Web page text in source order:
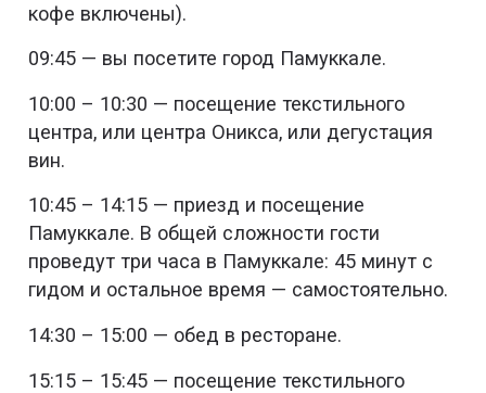
кофе включены).
09:45 — вы посетите город Памуккале.
10:00 – 10:30 — посещение текстильного
центра, или центра Оникса, или дегустация
вин.
10:45 – 14:15 — приезд и посещение
Памуккале. В общей сложности гости
проведут три часа в Памуккале: 45 минут с
гидом и остальное время — самостоятельно.
14:30 – 15:00 — обед в ресторане.
15:15 – 15:45 — посещение текстильного